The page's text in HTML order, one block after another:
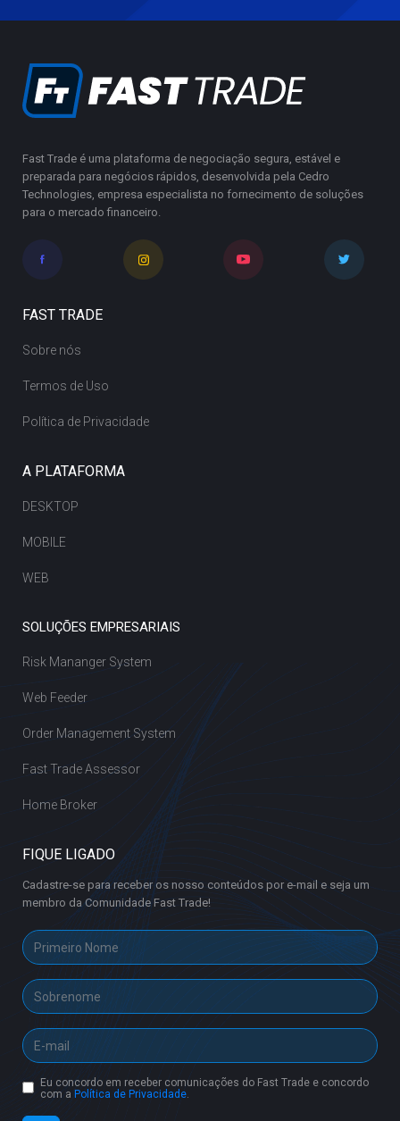
Fast Trade é uma plataforma de negociação segura, estável e
preparada para negócios rápidos, desenvolvida pela Cedro
Technologies, empresa especialista no fornecimento de soluções
para o mercado financeiro.
FAST TRADE
Sobre nós
Termos de Uso
Política de Privacidade
A PLATAFORMA
DESKTOP
MOBILE
WEB
SOLUÇÕES EMPRESARIAIS
Risk Mananger System
Web Feeder
Order Management System
Fast Trade Assessor
Home Broker
FIQUE LIGADO
Cadastre-se para receber os nosso conteúdos por e-mail e seja um
membro da Comunidade Fast Trade!
Eu concordo em receber comunicações do Fast Trade e concordo
com a Política de Privacidade.